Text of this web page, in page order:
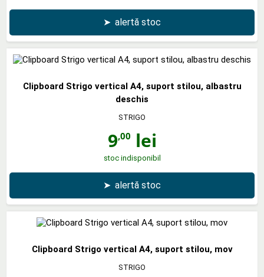
➤ alertă stoc
Clipboard Strigo vertical A4, suport stilou, albastru
deschis
STRIGO
9,00 lei
stoc indisponibil
➤ alertă stoc
Clipboard Strigo vertical A4, suport stilou, mov
STRIGO